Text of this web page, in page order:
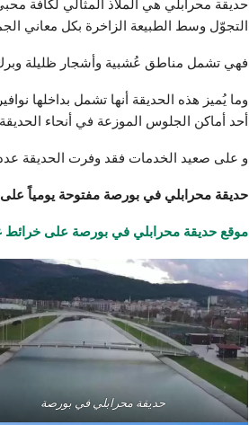
حديقة محرابلي هي الملاذ المثالي لكافة
التجوّل وسط الطبيعة الزاخرة بكل معاني
فهي تشمل مناطق عُشبية وأشجار ظليلة وبرك
وما يُميز هذه الحديقة أنها تشمل بداخلها
أحد أماكن الجلوس الموزعة في أنحاء
و على صعيد الخدمات فقد وفرت الحديقة
حديقة محرابلي في بورصة مفتوحة يومياً على
موقع حديقة محرابلي في بورصة على خرائط
حديقة محرابلي في بورصة